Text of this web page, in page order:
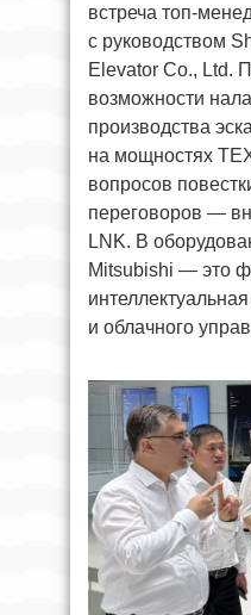
встреча топ-
с руководством
Elevator Co., Ltd.
возможности
производства
на мощностях
вопросов
переговоров —
LNK. В
Mitsubishi — это
и облачного